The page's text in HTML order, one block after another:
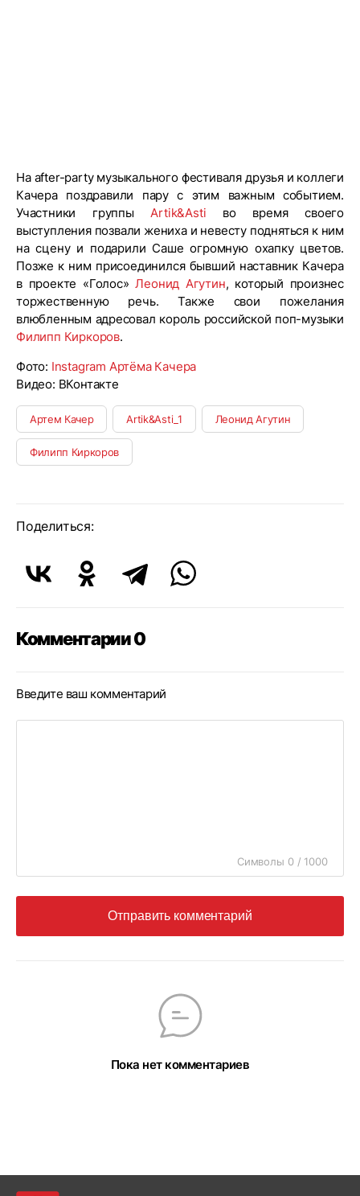
На after-party музыкального фестиваля друзья и коллеги
Качера поздравили пару с этим важным событием.
Участники группыArtik&Asti во время своего
выступления позвали жениха и невесту подняться к ним
на сцену и подарили Саше огромную охапку цветов.
Позже к ним присоединился бывший наставник Качера
в проекте «Голос»Леонид Агутин, который произнес
торжественную речь. Также свои пожелания
влюбленным адресовал король российской поп-музыки
Филипп Киркоров.
Фото: Instagram Артёма Качера
Видео: ВКонтакте
Артем Качер Artik&Asti_1 Леонид Агутин
Филипп Киркоров
Поделиться:
Комментарии 0
Введите ваш комментарий
Символы 0 / 1000
Отправить комментарий
Пока нет комментариев